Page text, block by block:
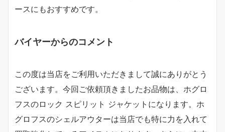
ースにもおすすめです。
バイヤーからのコメント
この度は当店をご利用いただきまして誠にありがとう
ございます。今回ご依頼頂きましたお品物は、ホグロ
フスのロック スピリット ジャケットになります。ホ
グロフスのシェルアウターは当店でも特に力を入れて